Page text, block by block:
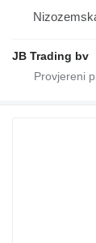
JB Trading bv